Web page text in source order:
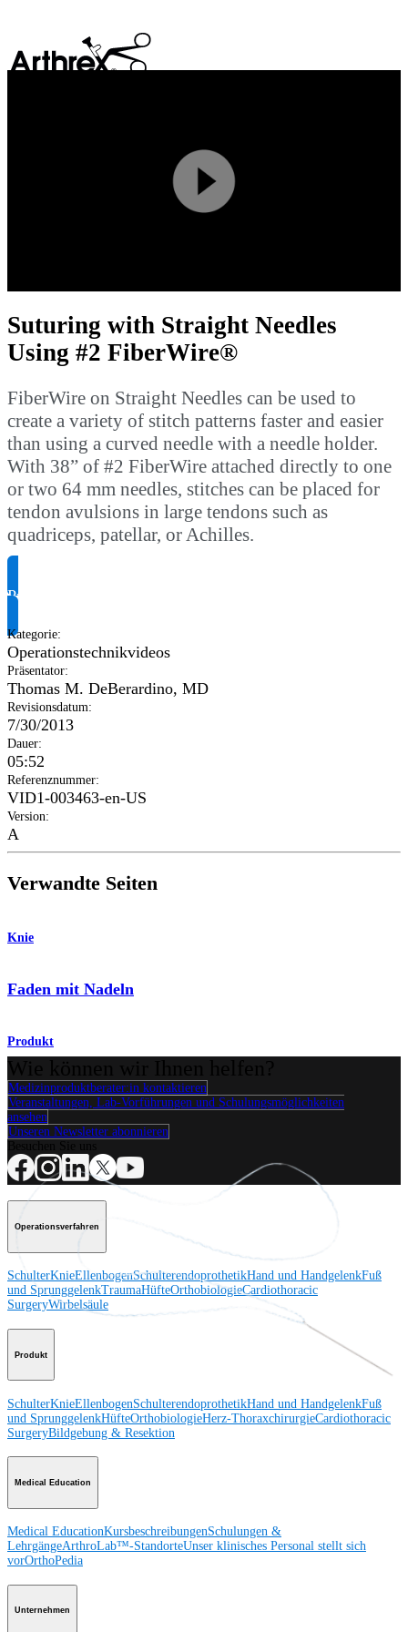
Play
Video
Suturing with Straight Needles
Using #2 FiberWire®
FiberWire on Straight Needles can be used to
create a variety of stitch patterns faster and easier
than using a curved needle with a needle holder.
With 38” of #2 FiberWire attached directly to one
or two 64 mm needles, stitches can be placed for
tendon avulsions in large tendons such as
quadriceps, patellar, or Achilles.
Produktinformationen anfragen
Kategorie:
Operationstechnikvideos
Präsentator:
Thomas M. DeBerardino, MD
Revisionsdatum:
7/30/2013
Dauer:
05:52
Referenznummer:
VID1-003463-en-US
Version:
A
Verwandte Seiten
Knie
Faden mit Nadeln
Produkt
Medizinproduktberater:in kontaktieren
Veranstaltungen, Lab-Vorführungen und Schulungsmöglichkeiten
ansehen
Unseren Newsletter abonnieren
Operationsverfahren
SchulterKnieEllenbogenSchulterendoprothetikHand und HandgelenkFuß
und SprunggelenkTraumaHüfteOrthobiologieCardiothoracic
SurgeryWirbelsäule
Produkt
SchulterKnieEllenbogenSchulterendoprothetikHand und HandgelenkFuß
und SprunggelenkHüfteOrthobiologieHerz-ThoraxchirurgieCardiothoracic
SurgeryBildgebung & Resektion
Medical Education
Medical EducationKursbeschreibungenSchulungen &
LehrgängeArthroLab™-StandorteUnser klinisches Personal stellt sich
vorOrthoPedia
Unternehmen